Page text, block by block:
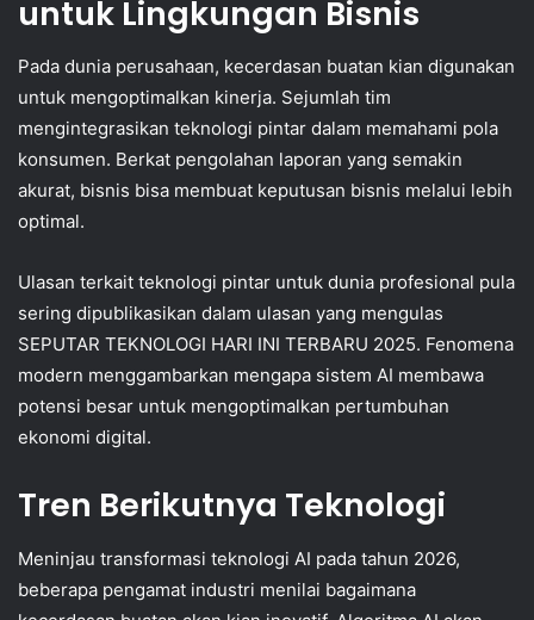
untuk Lingkungan Bisnis
Pada dunia perusahaan, kecerdasan buatan kian digunakan
untuk mengoptimalkan kinerja. Sejumlah tim
mengintegrasikan teknologi pintar dalam memahami pola
konsumen. Berkat pengolahan laporan yang semakin
akurat, bisnis bisa membuat keputusan bisnis melalui lebih
optimal.
Ulasan terkait teknologi pintar untuk dunia profesional pula
sering dipublikasikan dalam ulasan yang mengulas
SEPUTAR TEKNOLOGI HARI INI TERBARU 2025. Fenomena
modern menggambarkan mengapa sistem AI membawa
potensi besar untuk mengoptimalkan pertumbuhan
ekonomi digital.
Tren Berikutnya Teknologi
Meninjau transformasi teknologi AI pada tahun 2026,
beberapa pengamat industri menilai bagaimana